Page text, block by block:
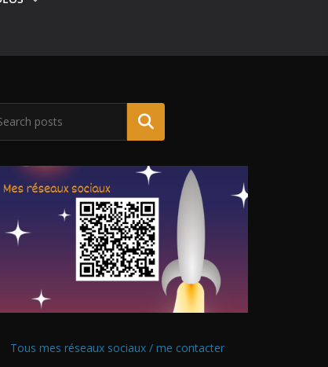
Tous mes réseaux sociaux / me contacter